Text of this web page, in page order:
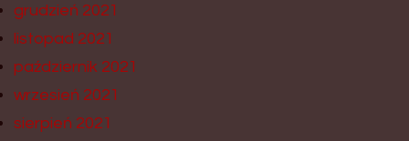
grudzień 2021
listopad 2021
październik 2021
wrzesień 2021
sierpień 2021